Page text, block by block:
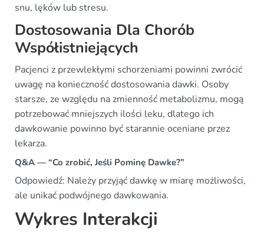
snu, lęków lub stresu.
Dostosowania Dla Chorób
Współistniejących
Pacjenci z przewlekłymi schorzeniami powinni zwrócić
uwagę na konieczność dostosowania dawki. Osoby
starsze, ze względu na zmienność metabolizmu, mogą
potrzebować mniejszych ilości leku, dlatego ich
dawkowanie powinno być starannie oceniane przez
lekarza.
Q&A — “Co zrobić, Jeśli Pominę Dawke?”
Odpowiedź: Należy przyjąć dawkę w miarę możliwości,
ale unikać podwójnego dawkowania.
Wykres Interakcji